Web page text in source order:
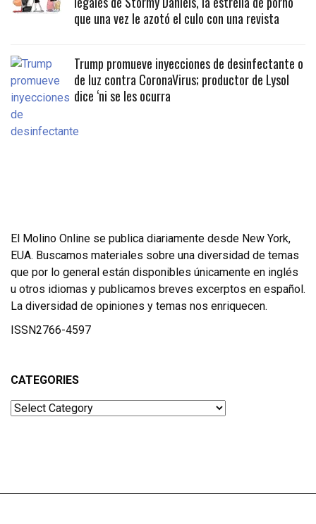
que una vez le azotó el culo con una revista
Trump promueve inyecciones de desinfectante o
de luz contra CoronaVirus; productor de Lysol
dice ‘ni se les ocurra
El Molino Online se publica diariamente desde New York,
EUA. Buscamos materiales sobre una diversidad de temas
que por lo general están disponibles únicamente en inglés
u otros idiomas y publicamos breves excerptos en español.
La diversidad de opiniones y temas nos enriquecen.
ISSN2766-4597
CATEGORIES
Categories